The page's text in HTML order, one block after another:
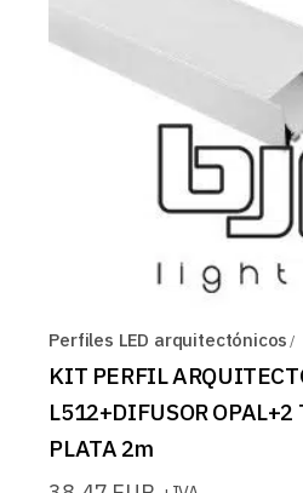
Perfiles LED arquitectónicos
KIT PERFIL
L512+DIFUSOR OPAL+2
PLATA 2m